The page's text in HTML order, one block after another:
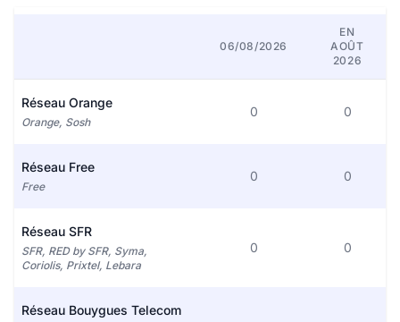
06/08/2026
EN
AOÛT
2026
Réseau Orange
Orange, Sosh
0 0
Réseau Free
Free
0 0
Réseau SFR
SFR, RED by SFR, Syma,
Coriolis, Prixtel, Lebara
0 0
Réseau Bouygues Telecom